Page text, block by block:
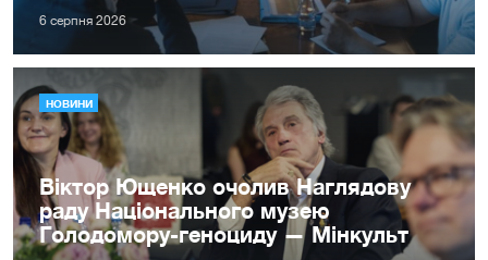
6 серпня 2026
НОВИНИ
Віктор Ющенко очолив Наглядову
раду Національного музею
Голодомору-геноциду — Мінкульт